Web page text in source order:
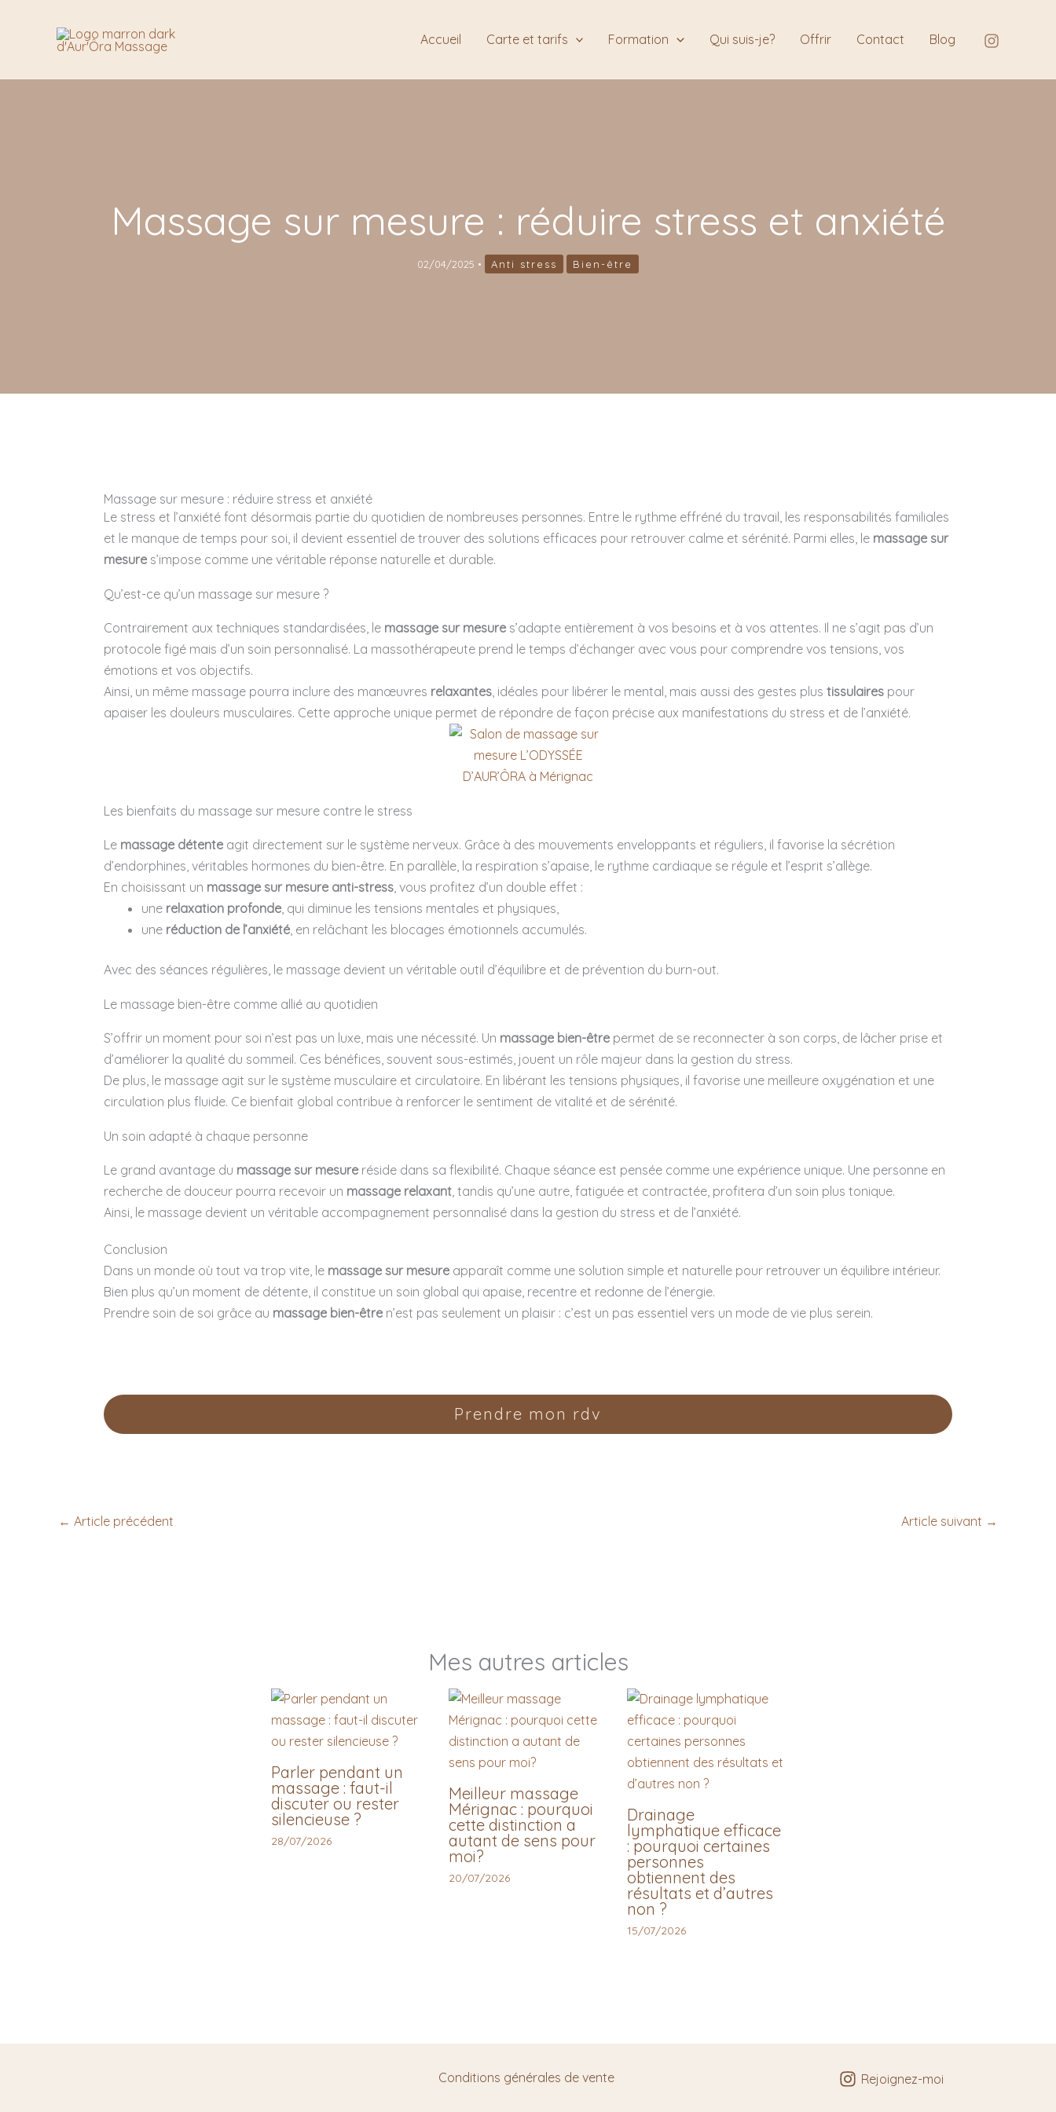
Accueil Carte et tarifs Formation Qui suis-je? Offrir Contact Blog
Massage sur mesure : réduire stress et anxiété
02/04/2025 • Anti stress Bien-être
Massage sur mesure : réduire stress et anxiété
Le stress et l’anxiété font désormais partie du quotidien de nombreuses personnes. Entre le rythme effréné du travail, les responsabilités familiales
et le manque de temps pour soi, il devient essentiel de trouver des solutions efficaces pour retrouver calme et sérénité. Parmi elles, le massage sur
mesure s’impose comme une véritable réponse naturelle et durable.
Qu’est-ce qu’un massage sur mesure ?
Contrairement aux techniques standardisées, le massage sur mesure s’adapte entièrement à vos besoins et à vos attentes. Il ne s’agit pas d’un
protocole figé mais d’un soin personnalisé. La massothérapeute prend le temps d’échanger avec vous pour comprendre vos tensions, vos
émotions et vos objectifs.
Ainsi, un même massage pourra inclure des manœuvres relaxantes, idéales pour libérer le mental, mais aussi des gestes plus tissulaires pour
apaiser les douleurs musculaires. Cette approche unique permet de répondre de façon précise aux manifestations du stress et de l’anxiété.
Les bienfaits du massage sur mesure contre le stress
Le massage détente agit directement sur le système nerveux. Grâce à des mouvements enveloppants et réguliers, il favorise la sécrétion
d’endorphines, véritables hormones du bien-être. En parallèle, la respiration s’apaise, le rythme cardiaque se régule et l’esprit s’allège.
En choisissant un massage sur mesure anti-stress, vous profitez d’un double effet :
une relaxation profonde, qui diminue les tensions mentales et physiques,
une réduction de l’anxiété, en relâchant les blocages émotionnels accumulés.
Avec des séances régulières, le massage devient un véritable outil d’équilibre et de prévention du burn-out.
Le massage bien-être comme allié au quotidien
S’offrir un moment pour soi n’est pas un luxe, mais une nécessité. Un massage bien-être permet de se reconnecter à son corps, de lâcher prise et
d’améliorer la qualité du sommeil. Ces bénéfices, souvent sous-estimés, jouent un rôle majeur dans la gestion du stress.
De plus, le massage agit sur le système musculaire et circulatoire. En libérant les tensions physiques, il favorise une meilleure oxygénation et une
circulation plus fluide. Ce bienfait global contribue à renforcer le sentiment de vitalité et de sérénité.
Un soin adapté à chaque personne
Le grand avantage du massage sur mesure réside dans sa flexibilité. Chaque séance est pensée comme une expérience unique. Une personne en
recherche de douceur pourra recevoir un massage relaxant, tandis qu’une autre, fatiguée et contractée, profitera d’un soin plus tonique.
Ainsi, le massage devient un véritable accompagnement personnalisé dans la gestion du stress et de l’anxiété.
Conclusion
Dans un monde où tout va trop vite, le massage sur mesure apparaît comme une solution simple et naturelle pour retrouver un équilibre intérieur.
Bien plus qu’un moment de détente, il constitue un soin global qui apaise, recentre et redonne de l’énergie.
Prendre soin de soi grâce au massage bien-être n’est pas seulement un plaisir : c’est un pas essentiel vers un mode de vie plus serein.
Prendre mon rdv
← Article précédent Article suivant →
Mes autres articles
Parler pendant un
massage : faut-il
discuter ou rester
silencieuse ?
28/07/2026
Meilleur massage
Mérignac : pourquoi
cette distinction a
autant de sens pour
moi?
20/07/2026
Drainage
lymphatique efficace
: pourquoi certaines
personnes
obtiennent des
résultats et d’autres
non ?
15/07/2026
Conditions générales de vente Rejoignez-moi